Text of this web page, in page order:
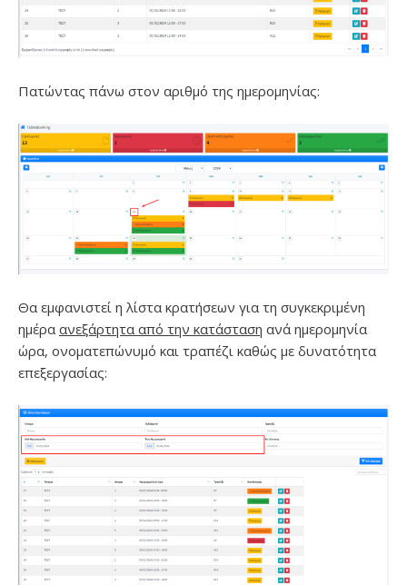
Πατώντας πάνω στον αριθμό της ημερομηνίας:
Θα εμφανιστεί η λίστα κρατήσεων για τη συγκεκριμένη
ημέρα ανεξάρτητα από την κατάσταση ανά ημερομηνία
ώρα, ονοματεπώνυμό και τραπέζι καθώς με δυνατότητα
επεξεργασίας: